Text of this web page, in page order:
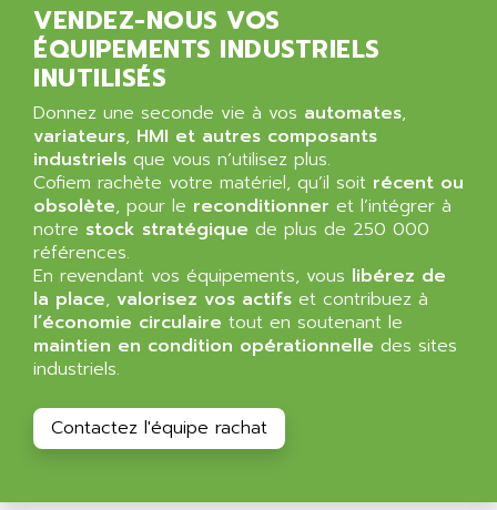
SCALANCE
SMC40
SCM50
BKD
A16B
MIDIMASTER VECTOR
MIDIMASTER
SMC200
ADVANTYS TELEFAST
TELEFAST ABE7
750
AT
TC2000
SMC100
AMAN
AMAREX
AMAT
AMBERSIL
AMBRESIL
AMC
AMD
AMDV
AMERICAN DYNAMICS
AMERICAN MEGATRENDS
AMERICAN MICROSEMICONDUCTOR
AMERICAN MICROSEMICONDUCTOR INC
AMERICAN SIGMA
AMERICAN STD INC
VENDEZ-NOUS VOS
ÉQUIPEMENTS INDUSTRIELS
INUTILISÉS
Donnez une seconde vie à vos automates,
variateurs, HMI et autres composants
industriels que vous n’utilisez plus.
Cofiem rachète votre matériel, qu’il soit récent ou
obsolète, pour le reconditionner et l’intégrer à
notre stock stratégique de plus de 250 000
références.
En revendant vos équipements, vous libérez de
la place, valorisez vos actifs et contribuez à
l’économie circulaire tout en soutenant le
maintien en condition opérationnelle des sites
industriels.
Contactez l'équipe rachat